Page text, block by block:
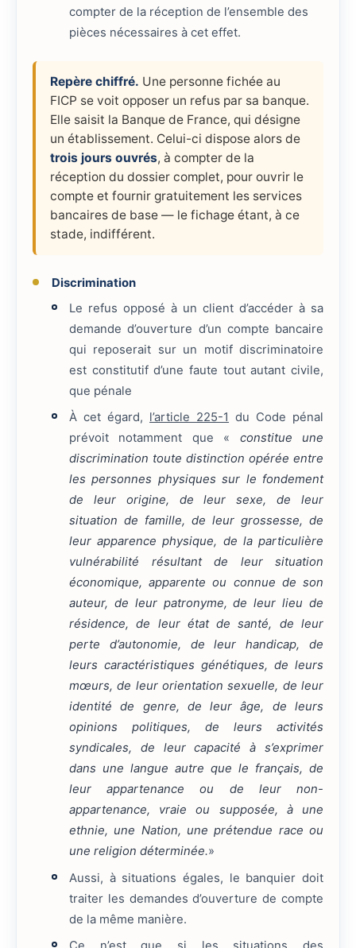
compter de la réception de l’ensemble des
pièces nécessaires à cet effet.
Repère chiffré. Une personne fichée au
FICP se voit opposer un refus par sa banque.
Elle saisit la Banque de France, qui désigne
un établissement. Celui-ci dispose alors de
trois jours ouvrés, à compter de la
réception du dossier complet, pour ouvrir le
compte et fournir gratuitement les services
bancaires de base — le fichage étant, à ce
stade, indifférent.
Discrimination
Le refus opposé à un client d’accéder à sa
demande d’ouverture d’un compte bancaire
qui reposerait sur un motif discriminatoire
est constitutif d’une faute tout autant civile,
que pénale
À cet égard, l’article 225-1 du Code pénal
prévoit notamment que « constitue une
discrimination toute distinction opérée entre
les personnes physiques sur le fondement
de leur origine, de leur sexe, de leur
situation de famille, de leur grossesse, de
leur apparence physique, de la particulière
vulnérabilité résultant de leur situation
économique, apparente ou connue de son
auteur, de leur patronyme, de leur lieu de
résidence, de leur état de santé, de leur
perte d’autonomie, de leur handicap, de
leurs caractéristiques génétiques, de leurs
mœurs, de leur orientation sexuelle, de leur
identité de genre, de leur âge, de leurs
opinions politiques, de leurs activités
syndicales, de leur capacité à s’exprimer
dans une langue autre que le français, de
leur appartenance ou de leur non-
appartenance, vraie ou supposée, à une
ethnie, une Nation, une prétendue race ou
une religion déterminée.»
Aussi, à situations égales, le banquier doit
traiter les demandes d’ouverture de compte
de la même manière.